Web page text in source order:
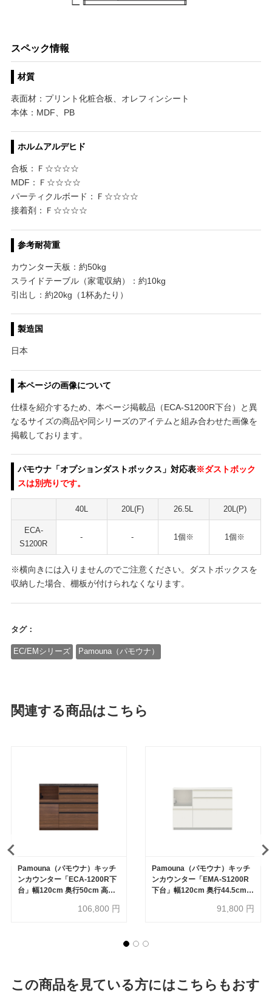
スペック情報
材質
表面材：プリント化粧合板、オレフィンシート
本体：MDF、PB
ホルムアルデヒド
合板：Ｆ☆☆☆☆
MDF：Ｆ☆☆☆☆
パーティクルボード：Ｆ☆☆☆☆
接着剤：Ｆ☆☆☆☆
参考耐荷重
カウンター天板：約50kg
スライドテーブル（家電収納）：約10kg
引出し：約20kg（1杯あたり）
製造国
日本
本ページの画像について
仕様を紹介するため、本ページ掲載品（ECA-S1200R下台）と異
なるサイズの商品や同シリーズのアイテムと組み合わせた画像を
掲載しております。
パモウナ「オプションダストボックス」対応表※ダストボック
スは別売りです。
40L 20L(F) 26.5L 20L(P)
ECA-
S1200R
- - 1個※ 1個※
※横向きには入りませんのでご注意ください。ダストボックスを
収納した場合、棚板が付けられなくなります。
タグ：
EC/EMシリーズ Pamouna（パモウナ）
関連する商品はこちら
Pamouna（パモウナ）キッチ
ンカウンター「ECA-1200R下
台」幅120cm 奥行50cm 高さ
106,800 円
Pamouna（パモウナ）キッチ
ンカウンター「EMA-S1200R
下台」幅120cm 奥行44.5cm
91,800 円
この商品を見ている方にはこちらもおす